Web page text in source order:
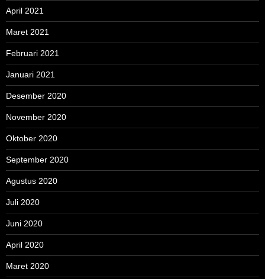
April 2021
Maret 2021
Februari 2021
Januari 2021
Desember 2020
November 2020
Oktober 2020
September 2020
Agustus 2020
Juli 2020
Juni 2020
April 2020
Maret 2020